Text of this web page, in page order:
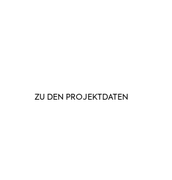
ZU DEN PROJEKTDATEN